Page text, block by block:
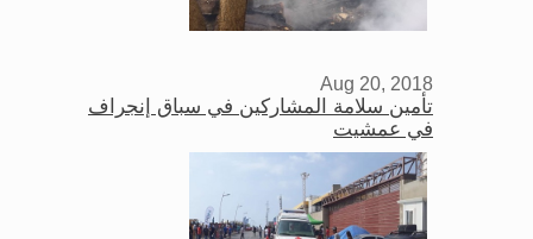
Aug 20, 2018
تأمين سلامة المشاركين في سباق إنجراف
في عمشيت